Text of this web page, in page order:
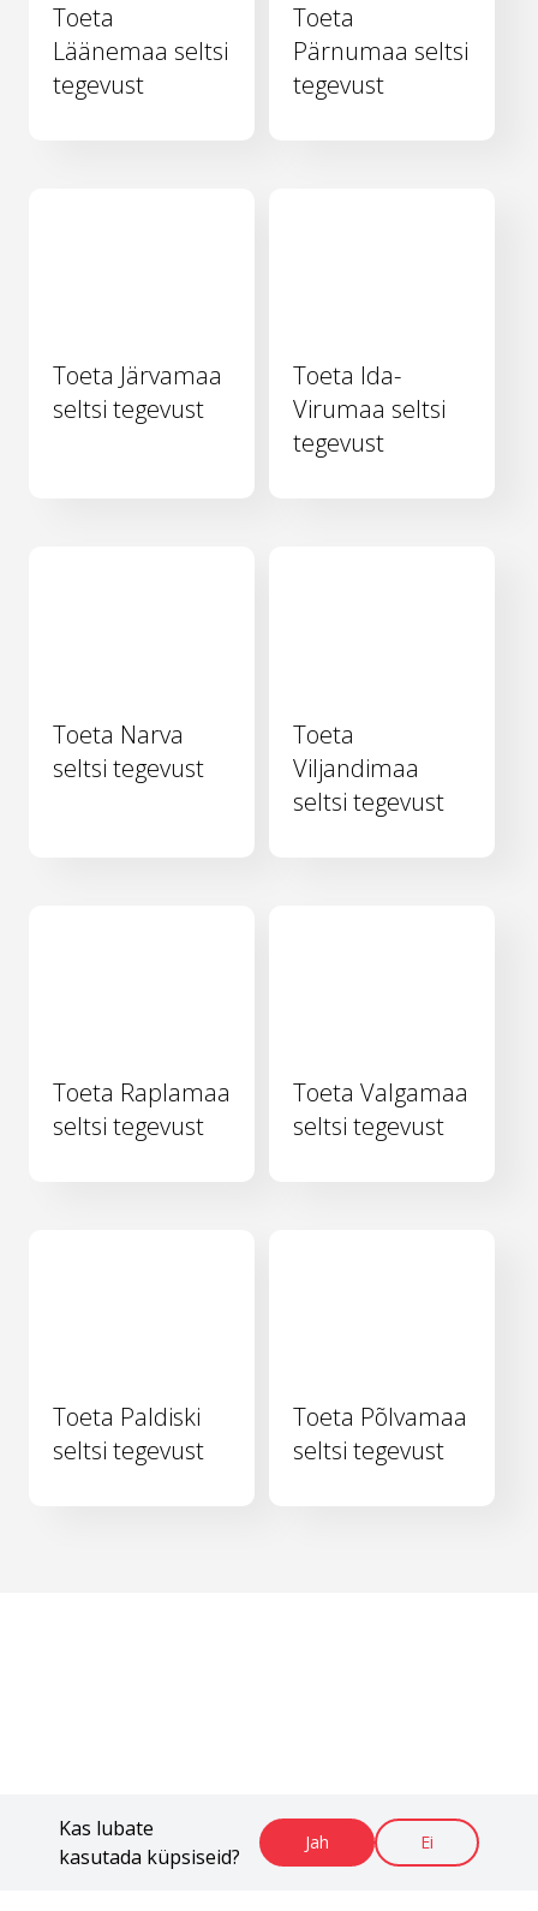
Kas lubate
kasutada küpsiseid?
Jah Ei
Toeta
Läänemaa seltsi
tegevust
Toeta
Pärnumaa seltsi
tegevust
Toeta Järvamaa
seltsi tegevust
Toeta Ida-
Virumaa seltsi
tegevust
Toeta Narva
seltsi tegevust
Toeta
Viljandimaa
seltsi tegevust
Toeta Raplamaa
seltsi tegevust
Toeta Valgamaa
seltsi tegevust
Toeta Paldiski
seltsi tegevust
Toeta Põlvamaa
seltsi tegevust